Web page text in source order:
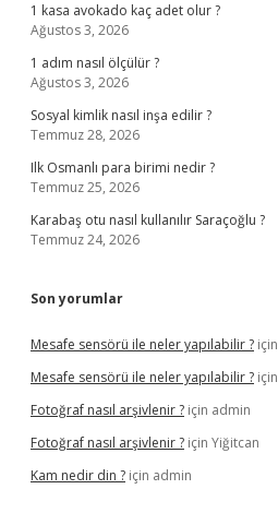
1 kasa avokado kaç adet olur ?
Ağustos 3, 2026
1 adım nasıl ölçülür ?
Ağustos 3, 2026
Sosyal kimlik nasıl inşa edilir ?
Temmuz 28, 2026
Ilk Osmanlı para birimi nedir ?
Temmuz 25, 2026
Karabaş otu nasıl kullanılır Saraçoğlu ?
Temmuz 24, 2026
Son yorumlar
Mesafe sensörü ile neler yapılabilir ? için
Mesafe sensörü ile neler yapılabilir ? için
Fotoğraf nasıl arşivlenir ? için admin
Fotoğraf nasıl arşivlenir ? için Yiğitcan
Kam nedir din ? için admin